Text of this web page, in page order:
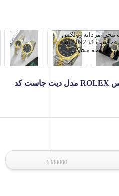
ست ساعت مچی مردانه رولکس ROLEX مدل دیت جاست کد
1380000